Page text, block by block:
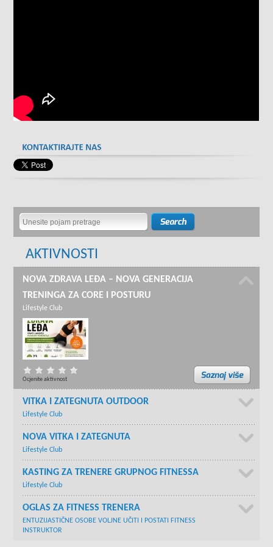
AKTIVNOSTI
NOVA ZDRAVA LEĐA – NOVA GENERACIJA
TRENINGA ZA CORE I POSTURU
Lifestyle Club
Ocjenite aktivnost
VITKA I ZATEGNUTA OUTDOOR
Lifestyle Club
NOVA VITKA I ZATEGNUTA
Lifestyle Club
KASTING ZA TRENERE GRUPNOG FITNESSA
Lifestyle Club
OGLAS ZA FITNESS TRENERA
ENTUZIJASTIČNE OSOBE VOLJNE UČITI I POSTATI FITNESS
INSTRUKTOR